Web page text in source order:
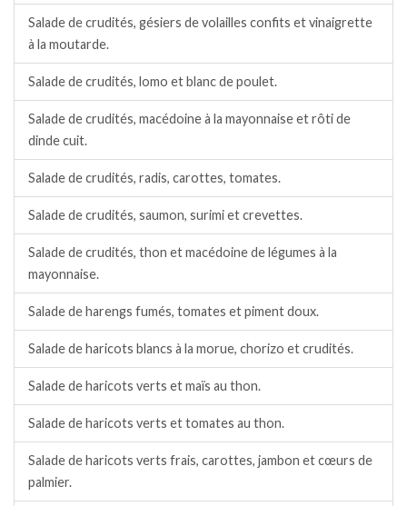
Salade de crudités, gésiers de volailles confits et vinaigrette
à la moutarde.
Salade de crudités, lomo et blanc de poulet.
Salade de crudités, macédoine à la mayonnaise et rôti de
dinde cuit.
Salade de crudités, radis, carottes, tomates.
Salade de crudités, saumon, surimi et crevettes.
Salade de crudités, thon et macédoine de légumes à la
mayonnaise.
Salade de harengs fumés, tomates et piment doux.
Salade de haricots blancs à la morue, chorizo et crudités.
Salade de haricots verts et maïs au thon.
Salade de haricots verts et tomates au thon.
Salade de haricots verts frais, carottes, jambon et cœurs de
palmier.